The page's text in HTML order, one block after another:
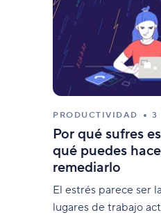
PRODUCTIVIDAD 3
Por qué sufres
qué puedes
remediarlo
El estrés parece ser
lugares de trabajo